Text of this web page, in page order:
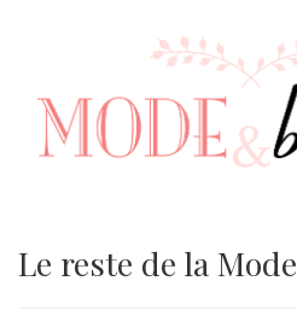
v
Le reste de la Mode